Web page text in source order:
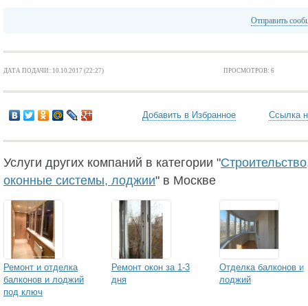
Отправить
ДАТА ПОДАЧИ: 10.10.2017 (22:27) ПРОСМОТРОВ: 6
Добавить в Избранное Ссылка
Услуги других компаний в категории "
оконные системы, лоджии" в Москве
Ремонт и отделка
балконов и лоджий
под ключ
Ремонт окон за 1-3
дня
Отделка балконов и
лоджий